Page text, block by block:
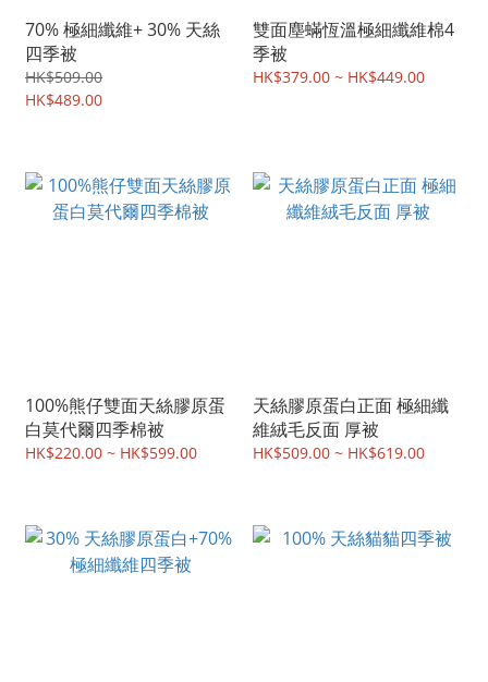
70% 極細纖維+ 30% 天絲
四季被
HK$509.00
HK$489.00
雙面塵蟎恆溫極細纖維棉4
季被
HK$379.00 ~ HK$449.00
100%熊仔雙面天絲膠原蛋
白莫代爾四季棉被
HK$220.00 ~ HK$599.00
天絲膠原蛋白正面 極細纖
維絨毛反面 厚被
HK$509.00 ~ HK$619.00